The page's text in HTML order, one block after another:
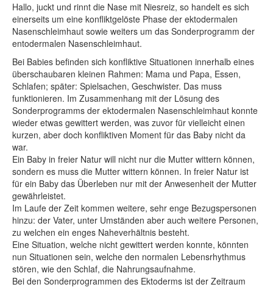
Hallo, juckt und rinnt die Nase mit Niesreiz, so handelt es sich
einerseits um eine konfliktgelöste Phase der ektodermalen
Nasenschleimhaut sowie weiters um das Sonderprogramm der
entodermalen Nasenschleimhaut.
Bei Babies befinden sich konfliktive Situationen innerhalb eines
überschaubaren kleinen Rahmen: Mama und Papa, Essen,
Schlafen; später: Spielsachen, Geschwister. Das muss
funktionieren. Im Zusammenhang mit der Lösung des
Sonderprogramms der ektodermalen Nasenschleimhaut konnte
wieder etwas gewittert werden, was zuvor für vielleicht einen
kurzen, aber doch konfliktiven Moment für das Baby nicht da
war.
Ein Baby in freier Natur will nicht nur die Mutter wittern können,
sondern es muss die Mutter wittern können. In freier Natur ist
für ein Baby das Überleben nur mit der Anwesenheit der Mutter
gewährleistet.
Im Laufe der Zeit kommen weitere, sehr enge Bezugspersonen
hinzu: der Vater, unter Umständen aber auch weitere Personen,
zu welchen ein enges Naheverhältnis besteht.
Eine Situation, welche nicht gewittert werden konnte, könnten
nun Situationen sein, welche den normalen Lebensrhythmus
stören, wie den Schlaf, die Nahrungsaufnahme.
Bei den Sonderprogrammen des Ektoderms ist der Zeitraum